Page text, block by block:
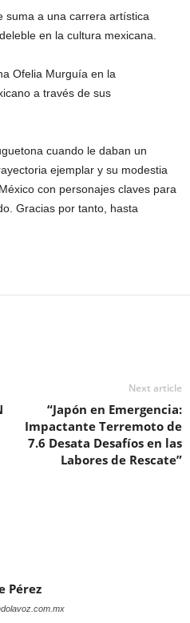
suma a una carrera artística
en la cultura mexicana.
Ofelia Murguía en la
a través de sus
cuando le daban un
ejemplar y su modestia
con personajes claves para
Gracias por tanto, hasta
Next article
“Japón en Emergencia:
Impactante Terremoto de
7.6 Desata Desafíos en las
Labores de Rescate”
Pérez